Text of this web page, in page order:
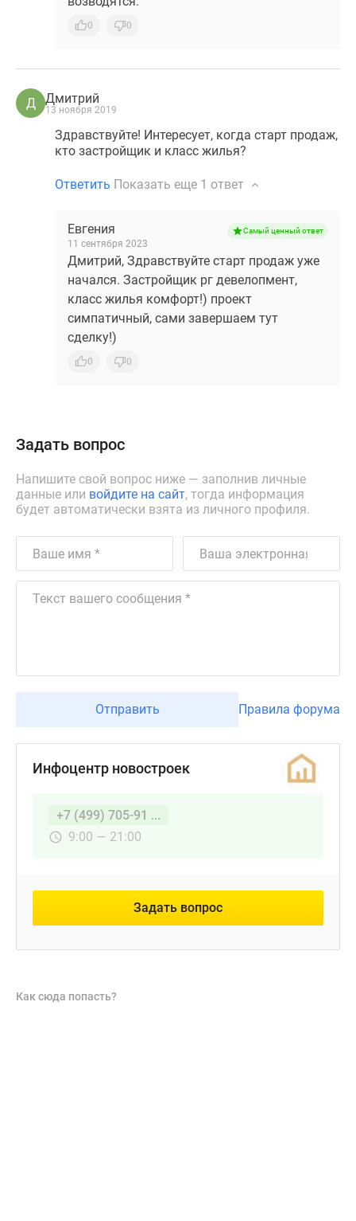
0 0
Д Дмитрий
13 ноября 2019
Здравствуйте! Интересует, когда старт продаж,
кто застройщик и класс жилья?
Ответить Показать еще 1 ответ
Евгения
11 сентября 2023
Самый ценный ответ
Дмитрий, Здравствуйте старт продаж уже
начался. Застройщик рг девелопмент,
класс жилья комфорт!) проект
симпатичный, сами завершаем тут
сделку!)
0 0
Задать вопрос
Напишите свой вопрос ниже — заполнив личные
данные или войдите на сайт, тогда информация
будет автоматически взята из личного профиля.
Отправить Правила форума
Инфоцентр новостроек
+7 (499) 705-91 ...
9:00 — 21:00
Задать вопрос
Как сюда попасть?